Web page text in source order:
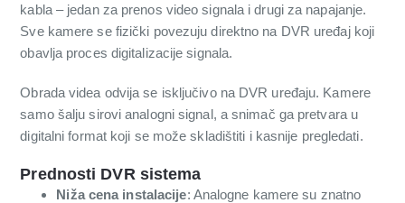
kabla – jedan za prenos video signala i drugi za napajanje.
Sve kamere se fizički povezuju direktno na DVR uređaj koji
obavlja proces digitalizacije signala.
Obrada videa odvija se isključivo na DVR uređaju. Kamere
samo šalju sirovi analogni signal, a snimač ga pretvara u
digitalni format koji se može skladištiti i kasnije pregledati.
Prednosti DVR sistema
Niža cena instalacije: Analogne kamere su znatno